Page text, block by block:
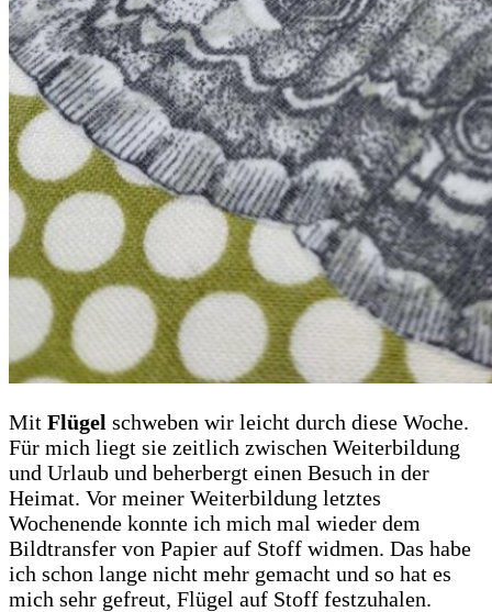
Mit Flügel schweben wir leicht durch diese Woche.
Für mich liegt sie zeitlich zwischen Weiterbildung
und Urlaub und beherbergt einen Besuch in der
Heimat. Vor meiner Weiterbildung letztes
Wochenende konnte ich mich mal wieder dem
Bildtransfer von Papier auf Stoff widmen. Das habe
ich schon lange nicht mehr gemacht und so hat es
mich sehr gefreut, Flügel auf Stoff festzuhalen.